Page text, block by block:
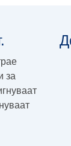
за